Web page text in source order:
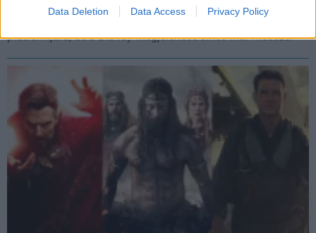
Data Deletion Data Access Privacy Policy
| 2022.06.20 13:11
platformjára, de a Blu-ray megjelenése sincs már messze.